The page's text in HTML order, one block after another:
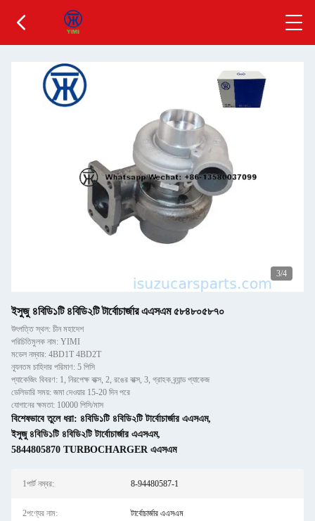
3/4
ইসুজু ৪বিডি১টি ৪বিডি২টি টার্বোচার্জার এএসএম ৫৮৪৮০৫৮৭০
উৎপত্তি স্থল: চীন মহাদেশ
পরিচিতিমুলক নাম: YIMI
মডেল নম্বার: 4BD1T 4BD2T
ন্যূনতম চাহিদার পরিমাণ: 5 পিসি
প্যাকেজিং বিবরণ: 1, নিরপেক্ষ বাক্স, 2, রঙের বাক্স, 3, গ্রাহক ব্র্যান্ড প্যাকেজ
ডেলিভারি সময়: জমা দেওয়ার 15-20 দিন পরে
যোগানের ক্ষমতা: 10000 পিসি/মাস
বিশেষভাবে তুলে ধরা: ৪বিডি১টি ৪বিডি২টি টার্বোচার্জার এএসএম,
ইসুজু ৪বিডি১টি ৪বিডি২টি টার্বোচার্জার এএসএম,
5844805870 TURBOCHARGER এএসএম
1পার্ট নম্বর: 8-94480587-1
2পণ্যের নাম: টার্বোচার্জার এএসএম